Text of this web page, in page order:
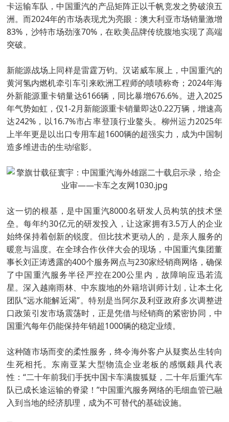
卡运输车队，中国重汽的产品矩阵正以千帆竞发之势破浪五
洲。而2024年的市场表现尤为亮眼：澳大利亚市场销量激增
83%，沙特市场劲涨70%，在欧美品牌传统腹地实现了高端
突破。
新能源战场上同样是雷霆万钧。汉诺威车展上，中国重汽的
黄河氢内燃机牵引车引来欧洲工程师的啧啧称奇；2024年海
外新能源重卡销量达6166辆，同比暴增676.6%。进入2025
年气势如虹，仅1-2月新能源重卡销量即达0.22万辆，增速高
达242%，以16.7%市占率登顶行业鳌头。柳州运力2025年
上半年更是以出口专用车超1600辆的超强实力，成为中国制
造多维进击的生动缩影。
这一切的根基，是中国重汽8000名研发人员构筑的技术堡
垒。每年约30亿元的研发投入，让这家拥有3.5万人的企业
始终保持着创新的锐度。但比技术更动人的，是亲人服务的
暖意与温度。在全球合作伙伴大会的现场，中国重汽集团董
事长刘正涛透露的400个服务网点与230家经销商网络，确保
了中国重汽服务半径严控在200公里内，故障响应迅若流
星。深入越南雨林、中东腹地的外籍培训师计划，让本土化
团队“远水能解近渴”。特别是当阿尔及利亚政府多次调整进
口政策引发市场震荡时，正是凭借与经销商的紧密协同，中
国重汽每年仍能保持年销超1000辆的稳定业绩。
这种随市场而变的柔性服务，终令海外客户从疑窦丛生转向
生死相托。东南亚某大型物流企业老板的感慨颇具代表
性：“二十年前我们手抚中国卡车满腹狐疑，二十年后重汽车
队已成长途运输的脊梁！”中国重汽服务网络的毛细血管已融
入到当地的经济肌理，成为不可替代的基础设施。